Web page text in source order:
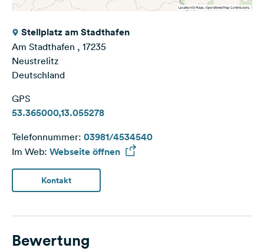
Stellplatz am Stadthafen
Am Stadthafen , 17235
Neustrelitz
Deutschland
GPS
53.365000,13.055278
Telefonnummer: 03981/4534540
Im Web: Webseite öffnen
Kontakt
Bewertung